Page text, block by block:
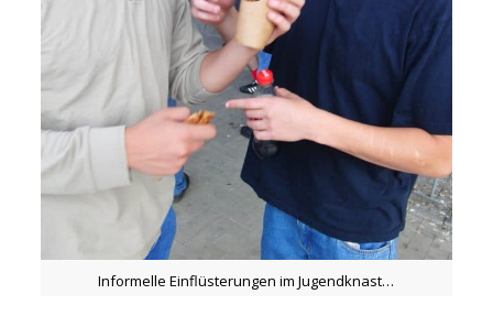
Informelle Einflüsterungen im Jugendknast…